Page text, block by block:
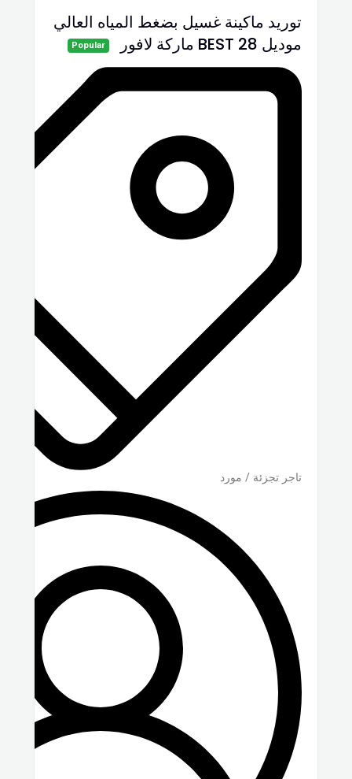
توريد ماكينة غسيل بضغط المياه العالي
موديل BEST 28 ماركة لافور
Popular
تاجر تجزئة / مورد